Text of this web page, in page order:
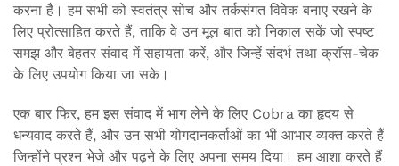
करना है। हम सभी को स्वतंत्र सोच और तर्कसंगत विवेक बनाए रखने के
लिए प्रोत्साहित करते हैं, ताकि वे उन मूल बात को निकाल सकें जो स्पष्ट
समझ और बेहतर संवाद में सहायता करें, और जिन्हें संदर्भ तथा क्रॉस-चेक
के लिए उपयोग किया जा सके।
एक बार फिर, हम इस संवाद में भाग लेने के लिए Cobra का हृदय से
धन्यवाद करते हैं, और उन सभी योगदानकर्ताओं का भी आभार व्यक्त करते हैं
जिन्होंने प्रश्न भेजे और पढ़ने के लिए अपना समय दिया। हम आशा करते हैं